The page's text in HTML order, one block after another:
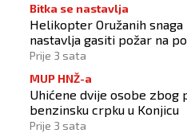
Bitka se nastavlja
Helikopter Oružanih snaga
nastavlja gasiti požar na
Konjica
Prije 3 sata
MUP HNŽ-a
Uhićene dvije osobe zbog
benzinsku crpku u Konjicu
Prije 3 sata